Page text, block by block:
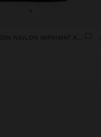
+
NECESAR DIN NAILON IMPRIMAT ANIMAL